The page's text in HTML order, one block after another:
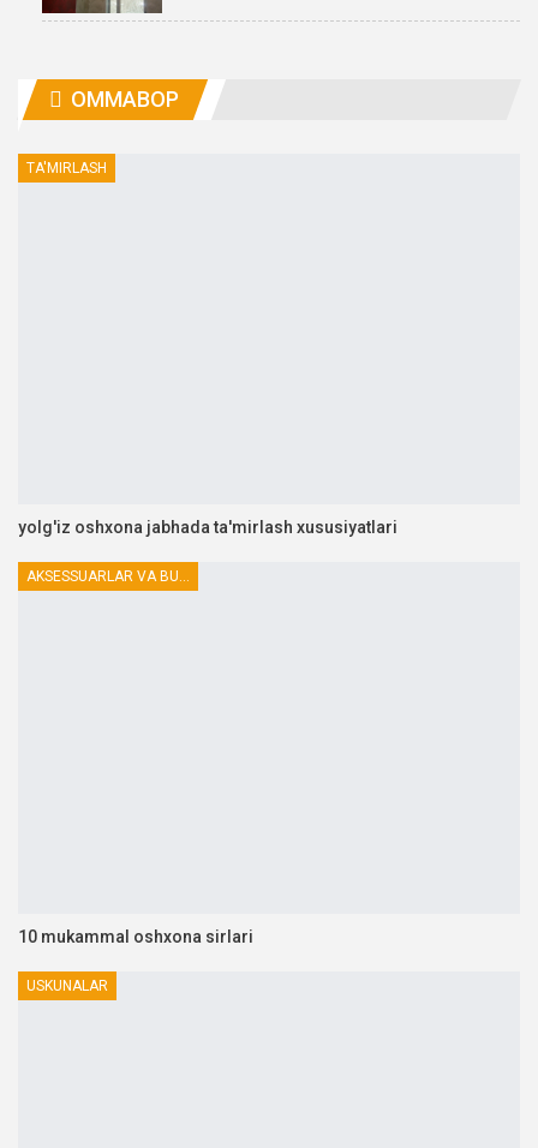
OMMABOP
TA'MIRLASH
yolg'iz oshxona jabhada ta'mirlash xususiyatlari
AKSESSUARLAR VA BUTLOVCHILAR
10 mukammal oshxona sirlari
USKUNALAR